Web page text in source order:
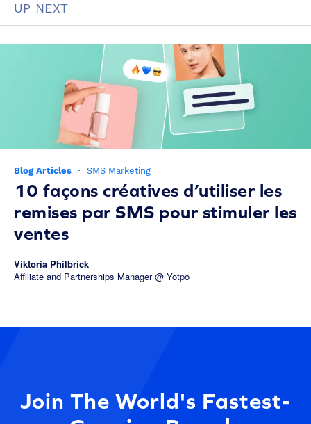
UP NEXT
Blog Articles · SMS Marketing
10 façons créatives d’utiliser les
remises par SMS pour stimuler les
ventes
Viktoria Philbrick
Affiliate and Partnerships Manager @ Yotpo
Join The World's Fastest-